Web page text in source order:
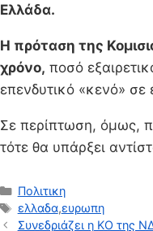
Ελλάδα.
Η πρόταση της
χρόνο, ποσό
επενδυτικό «κενό»
Σε περίπτωση, όμως,
τότε θα υπάρξει
Κατηγορίες
Πολιτικη
Ετικέτες
ελλαδα,ευρωπη
Συνεδριάζει η ΚΟ της